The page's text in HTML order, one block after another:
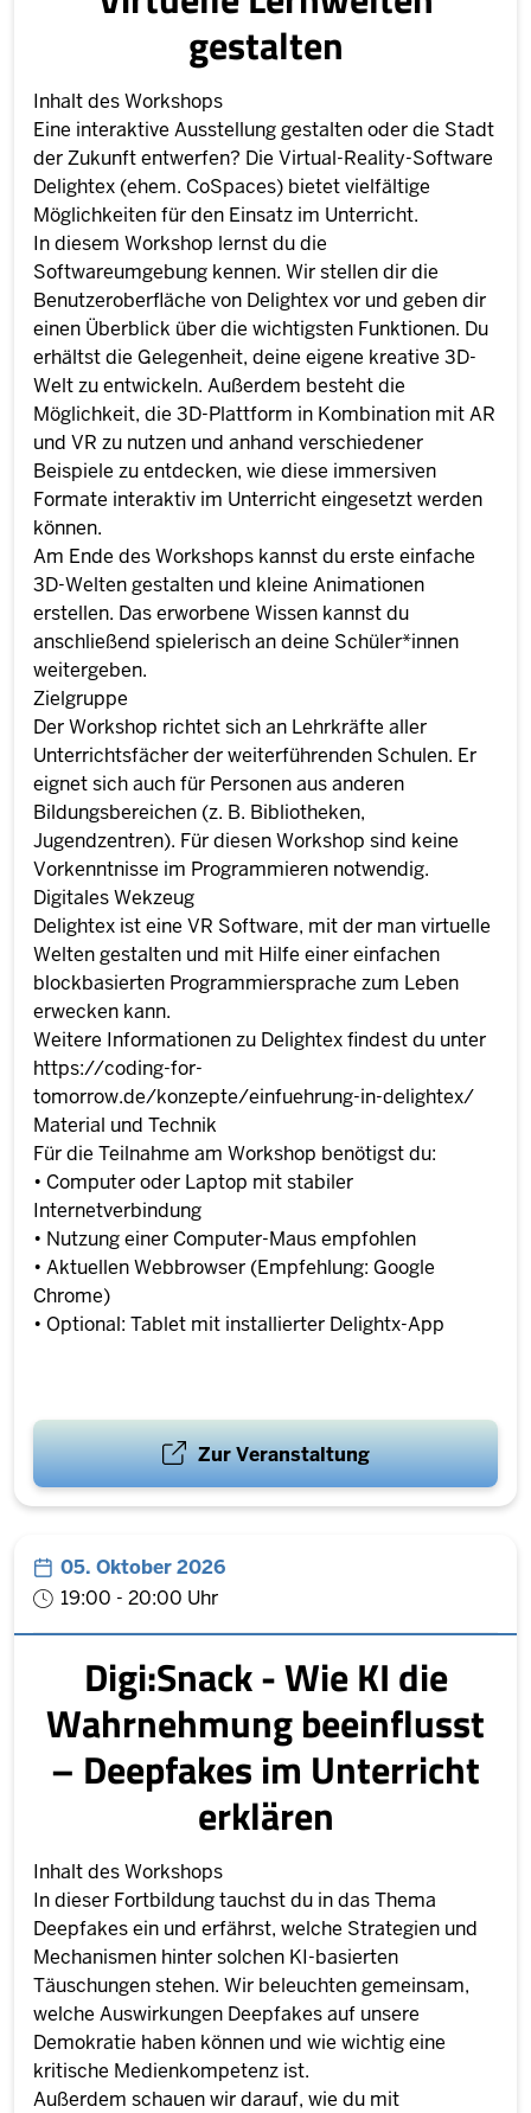
gestalten
Inhalt des Workshops
Eine interaktive Ausstellung gestalten oder die Stadt
der Zukunft entwerfen? Die Virtual-Reality-Software
Delightex (ehem. CoSpaces) bietet vielfältige
Möglichkeiten für den Einsatz im Unterricht.
In diesem Workshop lernst du die
Softwareumgebung kennen. Wir stellen dir die
Benutzeroberfläche von Delightex vor und geben dir
einen Überblick über die wichtigsten Funktionen. Du
erhältst die Gelegenheit, deine eigene kreative 3D-
Welt zu entwickeln. Außerdem besteht die
Möglichkeit, die 3D-Plattform in Kombination mit AR
und VR zu nutzen und anhand verschiedener
Beispiele zu entdecken, wie diese immersiven
Formate interaktiv im Unterricht eingesetzt werden
können.
Am Ende des Workshops kannst du erste einfache
3D-Welten gestalten und kleine Animationen
erstellen. Das erworbene Wissen kannst du
anschließend spielerisch an deine Schüler*innen
weitergeben.
Zielgruppe
Der Workshop richtet sich an Lehrkräfte aller
Unterrichtsfächer der weiterführenden Schulen. Er
eignet sich auch für Personen aus anderen
Bildungsbereichen (z. B. Bibliotheken,
Jugendzentren). Für diesen Workshop sind keine
Vorkenntnisse im Programmieren notwendig.
Digitales Wekzeug
Delightex ist eine VR Software, mit der man virtuelle
Welten gestalten und mit Hilfe einer einfachen
blockbasierten Programmiersprache zum Leben
erwecken kann.
Weitere Informationen zu Delightex findest du unter
https://coding-for-
tomorrow.de/konzepte/einfuehrung-in-delightex/
Material und Technik
Für die Teilnahme am Workshop benötigst du:
• Computer oder Laptop mit stabiler
Internetverbindung
• Nutzung einer Computer-Maus empfohlen
• Aktuellen Webbrowser (Empfehlung: Google
Chrome)
• Optional: Tablet mit installierter Delightx-App
Zur Veranstaltung
05. Oktober 2026
19:00 - 20:00 Uhr
Digi:Snack - Wie KI die
Wahrnehmung beeinflusst
– Deepfakes im Unterricht
erklären
Inhalt des Workshops
In dieser Fortbildung tauchst du in das Thema
Deepfakes ein und erfährst, welche Strategien und
Mechanismen hinter solchen KI-basierten
Täuschungen stehen. Wir beleuchten gemeinsam,
welche Auswirkungen Deepfakes auf unsere
Demokratie haben können und wie wichtig eine
kritische Medienkompetenz ist.
Außerdem schauen wir darauf, wie du mit